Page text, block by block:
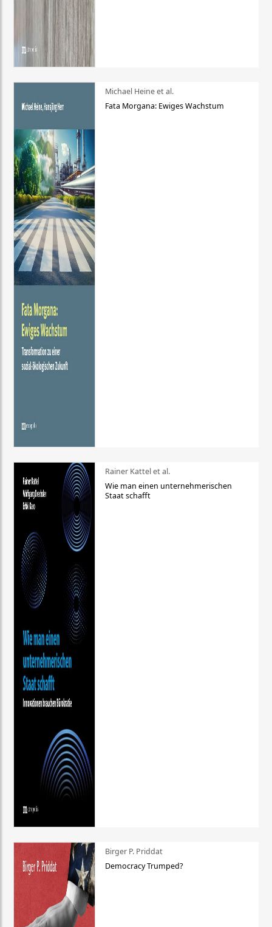
Michael Heine et al.
Fata Morgana: Ewiges Wachstum
Rainer Kattel et al.
Wie man einen unternehmerischen
Staat schafft
Birger P. Priddat
Democracy Trumped?